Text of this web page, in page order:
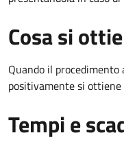
Cosa si
Quando il
positivamente si ottiene
Tempi e